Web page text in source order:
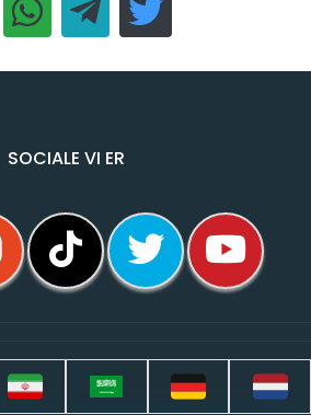
SOCIALE VI ER